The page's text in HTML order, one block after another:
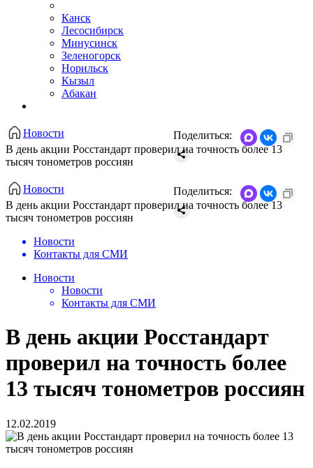
Канск
Лесосибирск
Минусинск
Зеленогорск
Норильск
Кызыл
Абакан
Новости
В день акции Росстандарт проверил на точность более 13
тысяч тонометров россиян
Поделиться:
Новости
В день акции Росстандарт проверил на точность более 13
тысяч тонометров россиян
Поделиться:
Новости
Контакты для СМИ
Новости
Новости
Контакты для СМИ
В день акции Росстандарт
проверил на точность более
13 тысяч тонометров россиян
12.02.2019